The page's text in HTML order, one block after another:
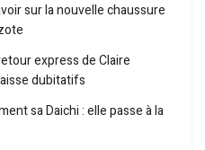
sur la nouvelle chaussure
express de Claire
dubitatifs
sa Daichi : elle passe à la